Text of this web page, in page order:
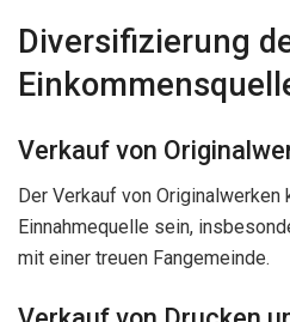
Diversifizierung
Verkauf von
Der Verkauf von Originalwerken
Einnahmequelle sein,
mit einer treuen Fangemeinde.